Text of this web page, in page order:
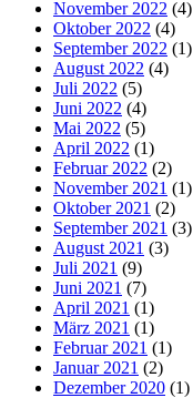
November 2022 (4)
Oktober 2022 (4)
September 2022 (1)
August 2022 (4)
Juli 2022 (5)
Juni 2022 (4)
Mai 2022 (5)
April 2022 (1)
Februar 2022 (2)
November 2021 (1)
Oktober 2021 (2)
September 2021 (3)
August 2021 (3)
Juli 2021 (9)
Juni 2021 (7)
April 2021 (1)
März 2021 (1)
Februar 2021 (1)
Januar 2021 (2)
Dezember 2020 (1)